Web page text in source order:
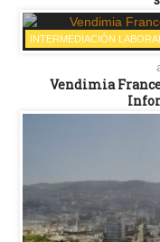
INTERMEDIACIÓN LABORAL
Vendimia